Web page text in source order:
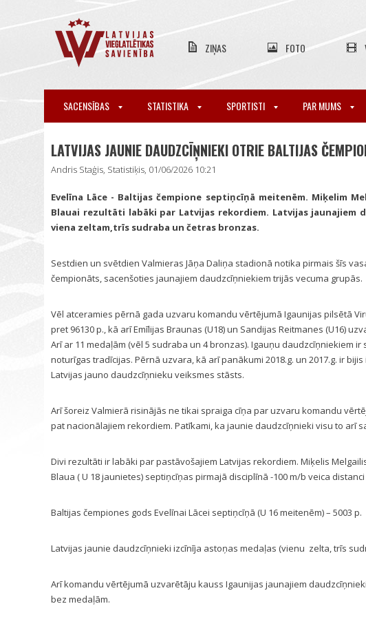
ZIŅAS FOTO
SACENSĪBAS STATISTIKA SPORTISTI PAR MUMS
LATVIJAS JAUNIE DAUDZCĪŅNIEKI OTRIE BALTIJAS
Andris Staģis, Statistiķis, 01/06/2026 10:21
Evelīna Lāce - Baltijas čempione septiņcīņā meitenēm. Miķelim
Blauai rezultāti labāki par Latvijas rekordiem. Latvijas jaunajiem
viena zeltam,trīs sudraba un četras bronzas.
Sestdien un svētdien Valmieras Jāņa Daliņa stadionā notika pirmais šīs
čempionāts, sacenšoties jaunajiem daudzcīņniekiem trijās vecuma grupās.
Vēl atceramies pērnā gada uzvaru komandu vērtējumā Igaunijas pilsētā
pret 96130 p., kā arī Emīlijas Braunas (U18) un Sandijas Reitmanes (U16)
Arī ar 11 medaļām (vēl 5 sudraba un 4 bronzas). Igauņu daudzcīņniekiem ir
noturīgas tradīcijas. Pērnā uzvara, kā arī panākumi 2018.g. un 2017.g. ir
Latvijas jauno daudzcīņnieku veiksmes stāsts.
Arī šoreiz Valmierā risinājās ne tikai spraiga cīņa par uzvaru komandu
pat nacionālajiem rekordiem. Patīkami, ka jaunie daudzcīņnieki visu to arī
Divi rezultāti ir labāki par pastāvošajiem Latvijas rekordiem. Miķelis
Blaua ( U 18 jaunietes) septiņcīņas pirmajā disciplīnā -100 m/b veica
Baltijas čempiones gods Evelīnai Lācei septiņcīņā (U 16 meitenēm) – 5003 p.
Latvijas jaunie daudzcīņnieki izcīnīja astoņas medaļas (vienu zelta, trīs
Arī komandu vērtējumā uzvarētāju kauss Igaunijas jaunajiem
bez medaļām.